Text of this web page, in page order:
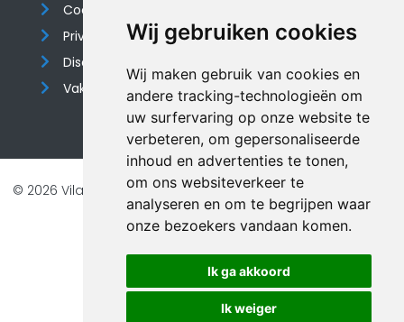
Wij gebruiken cookies
Wij maken gebruik van cookies en
andere tracking-technologieën om
uw surfervaring op onze website te
verbeteren, om gepersonaliseerde
inhoud en advertenties te tonen,
om ons websiteverkeer te
analyseren en om te begrijpen waar
onze bezoekers vandaan komen.
Ik ga akkoord
Ik weiger
Cookieverklaring
Privacyverklaring
Disclaimer
Vakantiehuis website
© 2026 Vilando Vakantiehuizen |Website door FalcoTravel
Veilig online betalen met